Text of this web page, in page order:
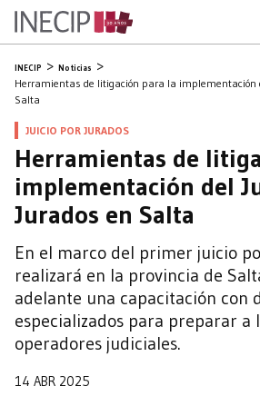
INECIP Noticias
Herramientas de litigación para la implementación
Salta
JUICIO POR JURADOS
Herramientas de
implementación del
Jurados en Salta
En el marco del primer juicio
realizará en la provincia de
adelante una capacitación con
especializados para preparar a
operadores judiciales.
14 ABR 2025